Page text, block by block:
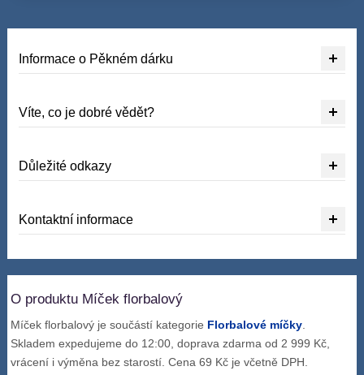
Informace o Pěkném dárku
Víte, co je dobré vědět?
Důležité odkazy
Kontaktní informace
O produktu Míček florbalový
Míček florbalový je součástí kategorie Florbalové míčky
Skladem expedujeme do 12:00, doprava zdarma od 2 999 Kč,
vrácení i výměna bez starostí. Cena 69 Kč je včetně DPH.